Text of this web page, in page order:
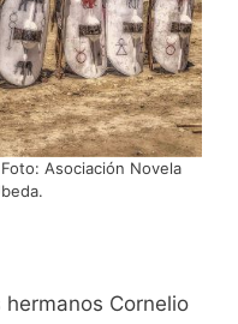
Asociación Novela
Cornelio